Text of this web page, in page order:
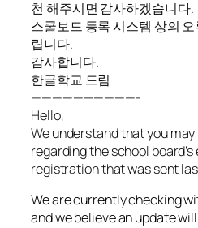
천 해주시면 감사하겠습니다.
스쿨보드 등록 시스템 상의
립니다.
감사합니다.
한글학교 드림
——————————-
Hello,
We understand that you
regarding the school
registration that was sent
We are currently checking
and we believe an update